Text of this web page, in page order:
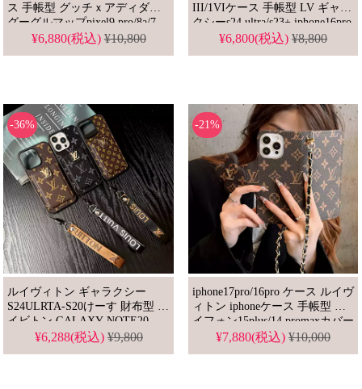
ス 手帳型 グッチｘアディダス
グーグルマップpixel9 pro/8a/7
スマホケース ブランド エクス
¥6,880(税込)¥10,800
III/1VIケース 手帳型 LV ギャラ
クシーs24 ultra/s23+ iphone16pro
スマホケース 財布付き Aquos
¥6,800(税込)¥8,800
-36%
ルイヴィトン ギャラクシー
S24ULRTA-S20けーす 財布型 ル
イビトン GALAXY NOTE20
ULTRA/NOTE10スマホケース
¥6,288(税込)¥9,800
-21%
iphone17pro/16pro ケース ルイヴ
ィトン iphoneケース 手帳型 ア
イフォン15plus/14 promaxカバー
人気ブランド 女子 Iphone13ケ
¥7,880(税込)¥10,000